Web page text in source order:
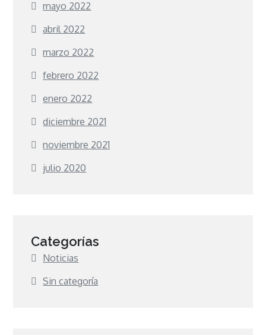
mayo 2022
abril 2022
marzo 2022
febrero 2022
enero 2022
diciembre 2021
noviembre 2021
julio 2020
Categorías
Noticias
Sin categoría